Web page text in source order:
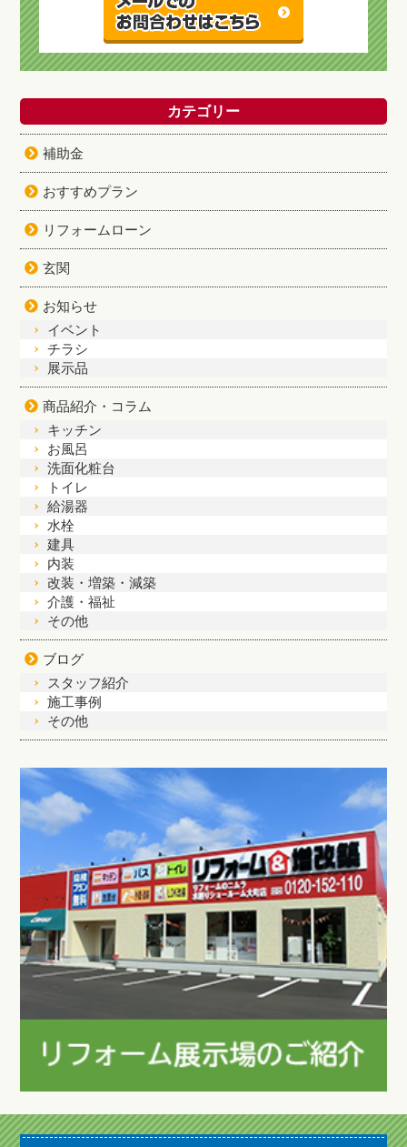
カテゴリー
補助金
おすすめプラン
リフォームローン
玄関
お知らせ
イベント
チラシ
展示品
商品紹介・コラム
キッチン
お風呂
洗面化粧台
トイレ
給湯器
水栓
建具
内装
改装・増築・減築
介護・福祉
その他
ブログ
スタッフ紹介
施工事例
その他